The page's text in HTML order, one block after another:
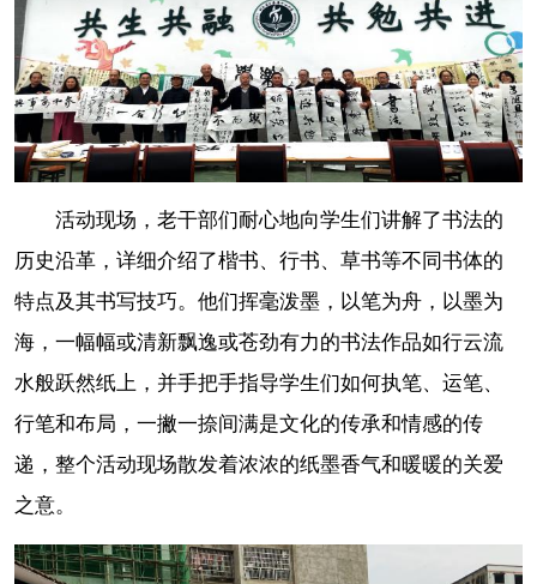
活动现场，老干部们耐心地向学生们讲解了书法的
历史沿革，详细介绍了楷书、行书、草书等不同书体的
特点及其书写技巧。他们挥毫泼墨，以笔为舟，以墨为
海，一幅幅或清新飘逸或苍劲有力的书法作品如行云流
水般跃然纸上，并手把手指导学生们如何执笔、运笔、
行笔和布局，一撇一捺间满是文化的传承和情感的传
递，整个活动现场散发着浓浓的纸墨香气和暖暖的关爱
之意。